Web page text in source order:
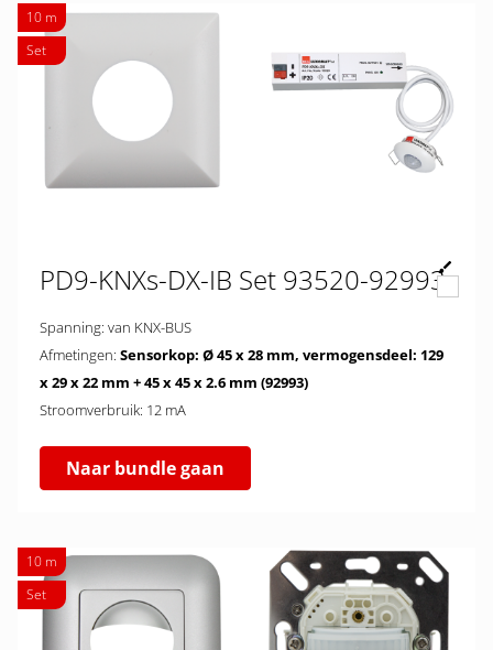
10 m
Set
PD9-KNXs-DX-IB Set 93520-92993
Spanning: van KNX-BUS
Afmetingen: Sensorkop: Ø 45 x 28 mm, vermogensdeel: 129
x 29 x 22 mm + 45 x 45 x 2.6 mm (92993)
Stroomverbruik: 12 mA
Naar bundle gaan
10 m
Set